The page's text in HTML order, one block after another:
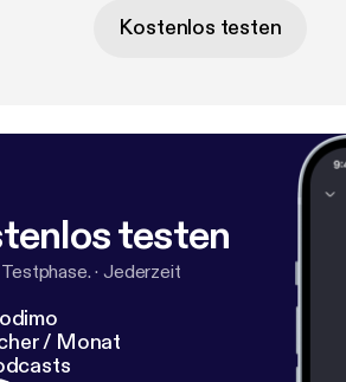
Kostenlos testen
testen
· Jederzeit
/ Monat